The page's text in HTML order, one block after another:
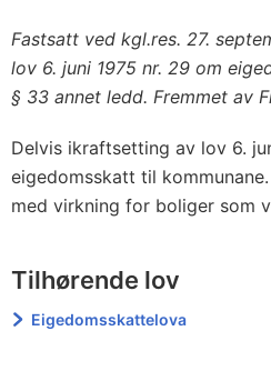
Fastsatt ved kgl.res. 27.
lov 6. juni 1975 nr. 29 om
§ 33 annet ledd. Fremmet av
Delvis ikraftsetting av lov 6.
eigedomsskatt til
med virkning for boliger som
Tilhørende lov
Eigedomsskattelova